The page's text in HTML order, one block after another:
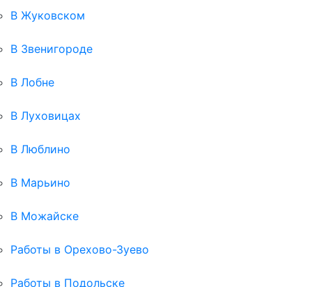
В Жуковском
В Звенигороде
В Лобне
В Луховицах
В Люблино
В Марьино
В Можайске
Работы в Орехово-Зуево
Работы в Подольске